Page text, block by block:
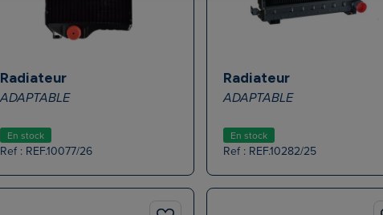
Radiateur
ADAPTABLE
En stock
Ref : REF.10077/26
Radiateur
ADAPTABLE
En stock
Ref : REF.10282/25